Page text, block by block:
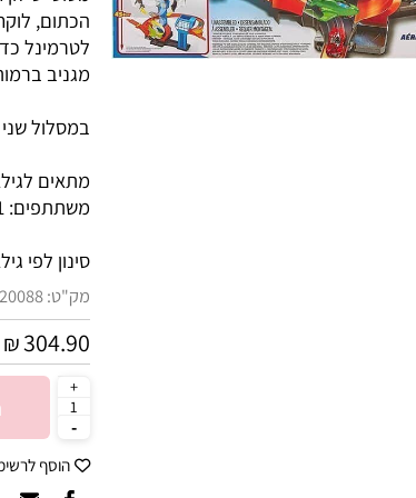
מטוסי סילון
הכתום, לוקחים
לטרמינל כדי
מתאים לגילאי 6+
סינון לפי גילאים :
מק"ט:20088
₪ 304.90